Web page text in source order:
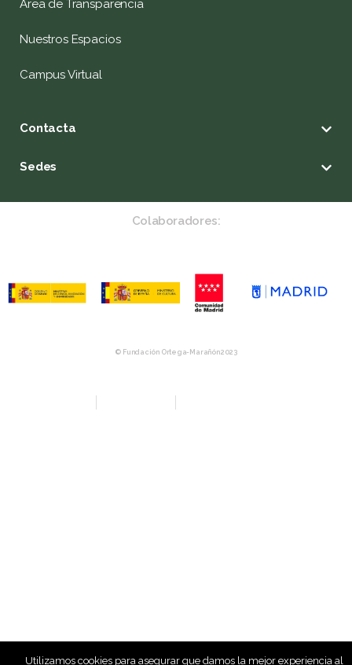
Área de Transparencia
Nuestros Espacios
Campus Virtual
Contacta
Sedes
Colaboradores:
© Fundación Ortega-Marañón 2023
Utilizamos cookies para asegurar que damos la mejor experiencia al